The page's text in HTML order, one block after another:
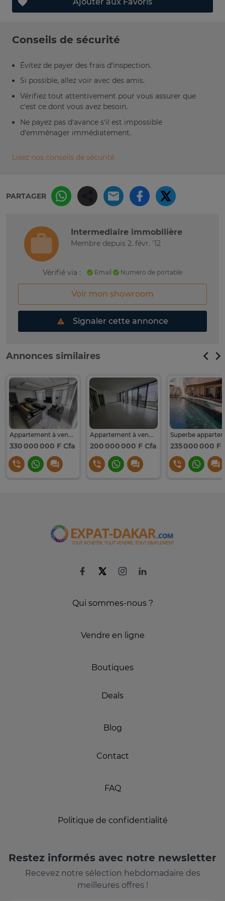
Conseils de sécurité
Évitez de payer des frais d’inspection.
Si possible, allez voir avec des amis.
Vérifiez tout attentivement pour vous assurer que
c’est ce dont vous avez besoin.
Ne payez pas d’avance s’il est impossible
d’emménager immédiatement.
Lisez nos conseils de sécurité
PARTAGER
Intermediaire immobilière
Membre depuis 2. févr. '12
Vérifié via : Email Numéro de portable
Voir mon showroom
Signaler cette annonce
Annonces similaires
Appartement à vendre almadies
330 000 000 F Cfa
Appartement à vendre almadies
200 000 000 F Cfa 235 000 000 F
Qui sommes-nous ?
Vendre en ligne
Boutiques
Deals
Blog
Contact
FAQ
Politique de confidentialité
Restez informés avec notre newsletter
Recevez notre sélection hebdomadaire des
meilleures offres !